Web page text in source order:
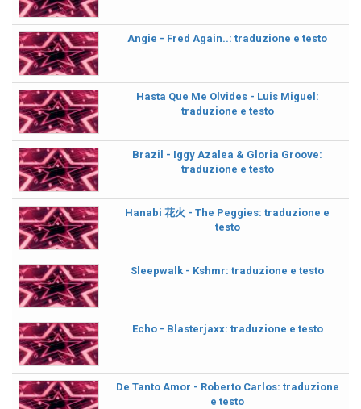
Angie - Fred Again..: traduzione e testo
Hasta Que Me Olvides - Luis Miguel:
traduzione e testo
Brazil - Iggy Azalea & Gloria Groove:
traduzione e testo
Hanabi 花火 - The Peggies: traduzione e
testo
Sleepwalk - Kshmr: traduzione e testo
Echo - Blasterjaxx: traduzione e testo
De Tanto Amor - Roberto Carlos: traduzione
e testo